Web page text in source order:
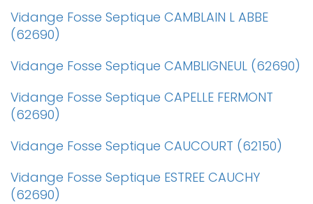
Vidange Fosse Septique CAMBLAIN L ABBE
(62690)
Vidange Fosse Septique CAMBLIGNEUL (62690)
Vidange Fosse Septique CAPELLE FERMONT
(62690)
Vidange Fosse Septique CAUCOURT (62150)
Vidange Fosse Septique ESTREE CAUCHY
(62690)